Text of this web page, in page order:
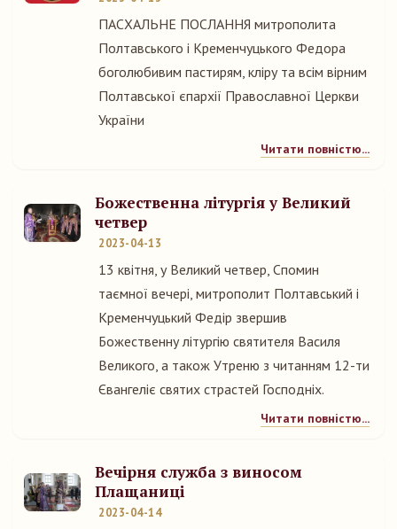
ПАСХАЛЬНЕ ПОСЛАННЯ митрополита
Полтавського і Кременчуцького Федора
боголюбивим пастирям, кліру та всім вірним
Полтавської єпархії Православної Церкви
України
Читати повністю...
Божественна літургія у Великий
четвер
2023-04-13
13 квітня, у Великий четвер, Спомин
таємної вечері, митрополит Полтавський і
Кременчуцький Федір звершив
Божественну літургію святителя Василя
Великого, а також Утреню з читанням 12-ти
Євангеліє святих страстей Господніх.
Читати повністю...
Вечірня служба з виносом
Плащаниці
2023-04-14